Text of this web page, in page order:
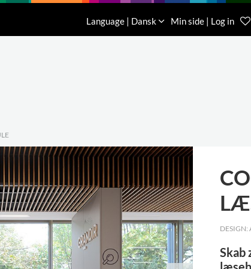
Language | Dansk Min side | Log in
76
DESIGN:
Skab